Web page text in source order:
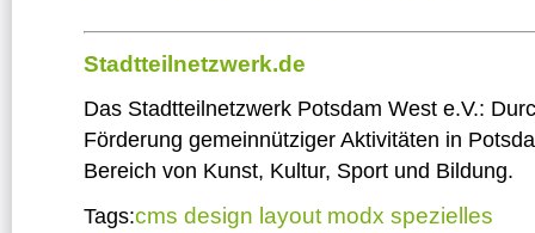
Stadtteilnetzwerk.de
Das Stadtteilnetzwerk Potsdam West e.V.:
Förderung gemeinnütziger Aktivitäten in
Bereich von Kunst, Kultur, Sport und Bildung.
Tags:cms design layout modx spezielles